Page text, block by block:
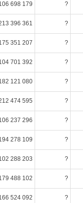
698 179 ?
396 361 ?
351 207 ?
701 392 ?
121 080 ?
474 595 ?
237 296 ?
278 109 ?
288 203 ?
488 102 ?
524 092 ?